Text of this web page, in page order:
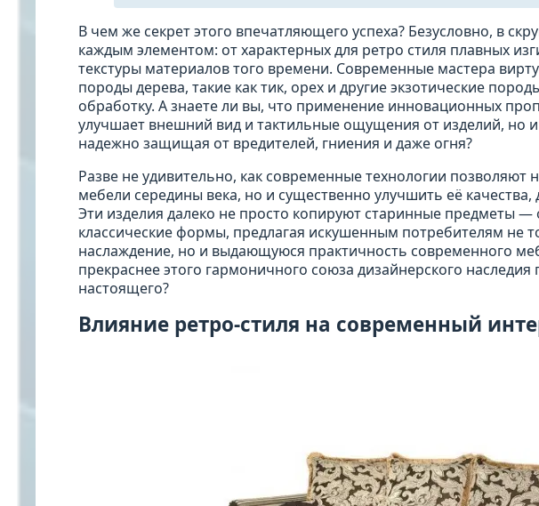
В чем же секрет этого впечатляющего успеха? Безусловно, в
каждым элементом: от характерных для ретро стиля плавных
текстуры материалов того времени. Современные мастера
породы дерева, такие как тик, орех и другие экзотические
обработку. А знаете ли вы, что применение инновационных
улучшает внешний вид и тактильные ощущения от изделий, но
надежно защищая от вредителей, гниения и даже огня?
Разве не удивительно, как современные технологии позволяют
мебели середины века, но и существенно улучшить её
Эти изделия далеко не просто копируют старинные предметы
классические формы, предлагая искушенным потребителям не
наслаждение, но и выдающуюся практичность современного
прекраснее этого гармоничного союза дизайнерского
настоящего?
Влияние ретро-стиля на современный